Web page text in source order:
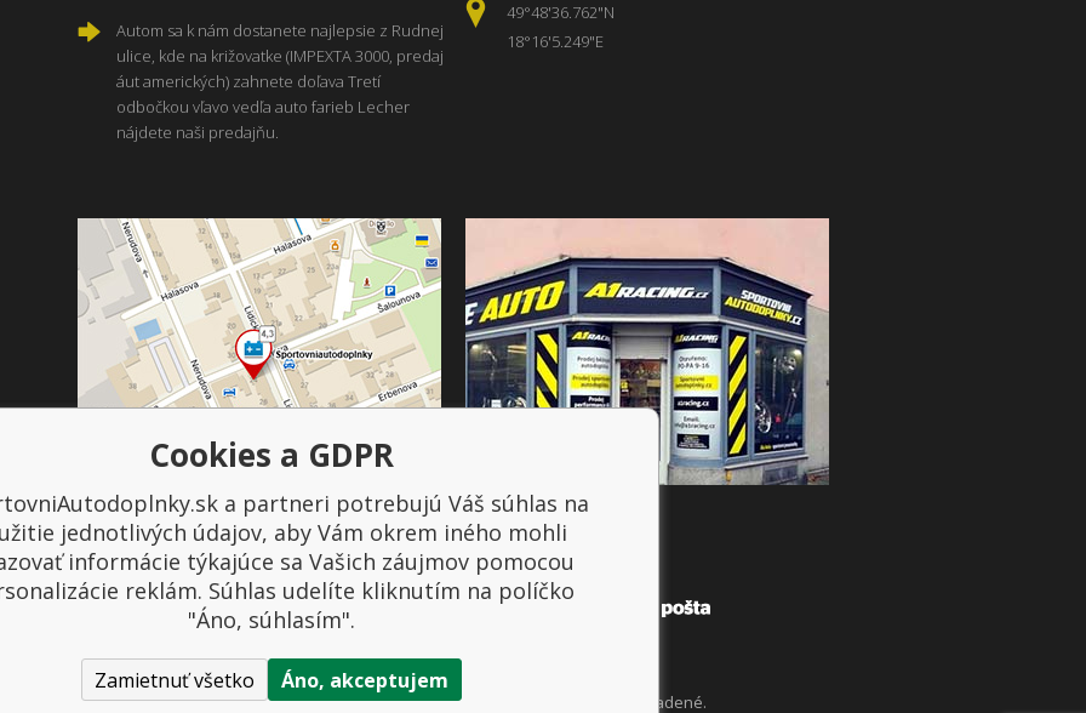
Autom sa k nám dostanete najlepsie z Rudnej
ulice, kde na križovatke (IMPEXTA 3000, predaj
áut amerických) zahnete doľava Tretí
odbočkou vľavo vedľa auto farieb Lecher
nájdete naši predajňu.
49°48'36.762"N
18°16'5.249"E
Platba a doprava
- Tuning shop, športové autodoplnky, tuning auta. Všetky práva vyhradené.
Cookies a GDPR
a partneri potrebujú Váš súhlas na
jednotlivých údajov, aby Vám okrem iného mohli
informácie týkajúce sa Vašich záujmov pomocou
reklám. Súhlas udelíte kliknutím na políčko
"Áno, súhlasím".
Zamietnuť všetko
Áno, akceptujem